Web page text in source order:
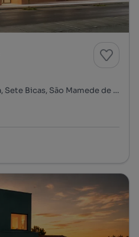
Avenida da Senhora da Hora, Sete Bicas, São Mamede de Infesta e Senhora da Hora, Matosinhos, Porto